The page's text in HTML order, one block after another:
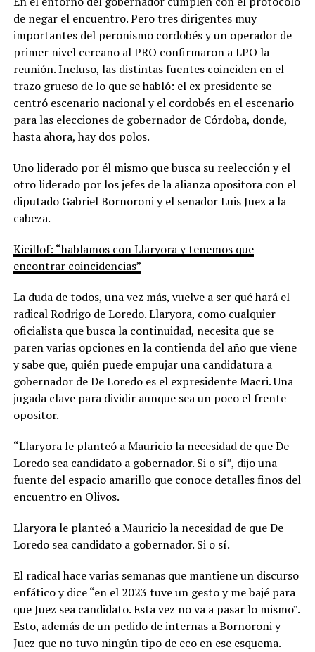
de negar el encuentro. Pero tres dirigentes muy
importantes del peronismo cordobés y un operador de
primer nivel cercano al PRO confirmaron a LPO la
reunión. Incluso, las distintas fuentes coinciden en el
trazo grueso de lo que se habló: el ex presidente se
centró escenario nacional y el cordobés en el escenario
para las elecciones de gobernador de Córdoba, donde,
hasta ahora, hay dos polos.
Uno liderado por él mismo que busca su reelección y el
otro liderado por los jefes de la alianza opositora con el
diputado Gabriel Bornoroni y el senador Luis Juez a la
cabeza.
Kicillof: “hablamos con Llaryora y tenemos que
encontrar coincidencias”
La duda de todos, una vez más, vuelve a ser qué hará el
radical Rodrigo de Loredo. Llaryora, como cualquier
oficialista que busca la continuidad, necesita que se
paren varias opciones en la contienda del año que viene
y sabe que, quién puede empujar una candidatura a
gobernador de De Loredo es el expresidente Macri. Una
jugada clave para dividir aunque sea un poco el frente
opositor.
“Llaryora le planteó a Mauricio la necesidad de que De
Loredo sea candidato a gobernador. Si o sí”, dijo una
fuente del espacio amarillo que conoce detalles finos del
encuentro en Olivos.
Llaryora le planteó a Mauricio la necesidad de que De
Loredo sea candidato a gobernador. Si o sí.
El radical hace varias semanas que mantiene un discurso
enfático y dice “en el 2023 tuve un gesto y me bajé para
que Juez sea candidato. Esta vez no va a pasar lo mismo”.
Esto, además de un pedido de internas a Bornoroni y
Juez que no tuvo ningún tipo de eco en ese esquema.